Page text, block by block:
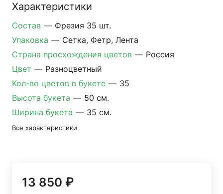
Характеристики
Состав — Фрезия 35 шт.
Упаковка — Сетка, Фетр, Лента
Страна просхождения цветов — Россия
Цвет — Разноцветный
Кол-во цветов в букете — 35
Высота букета — 50 см.
Ширина букета — 35 см.
Все характеристики
13 850 ₽